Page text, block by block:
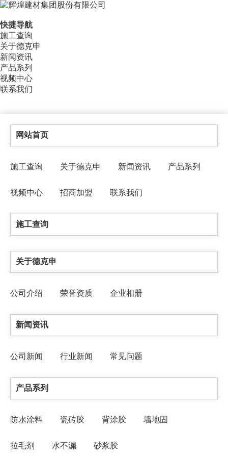
快捷导航
施工查询
关于德克申
新闻资讯
产品系列
视频中心
联系我们
网站首页
施工查询 关于德克申 新闻资讯 产品系列
视频中心 招商加盟 联系我们
施工查询
关于德克申
公司介绍 荣誉资质 企业相册
新闻资讯
公司新闻 行业新闻 常见问题
产品系列
防水涂料 瓷砖胶 背涂胶 墙地固
拉毛剂 水不漏 砂浆胶